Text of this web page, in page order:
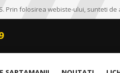
Prin folosirea webiste-ului, sunteti